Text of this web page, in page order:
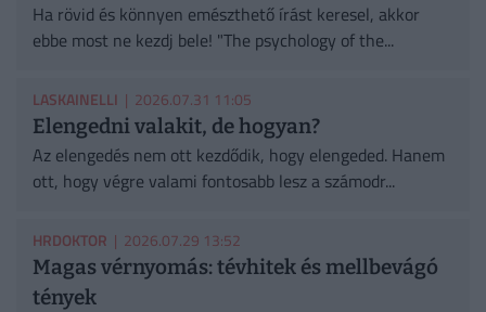
Ha rövid és könnyen emészthető írást keresel, akkor
ebbe most ne kezdj bele! "The psychology of the...
LASKAINELLI | 2026.07.31 11:05
Elengedni valakit, de hogyan?
Az elengedés nem ott kezdődik, hogy elengeded. Hanem
ott, hogy végre valami fontosabb lesz a számodr...
HRDOKTOR | 2026.07.29 13:52
Magas vérnyomás: tévhitek és mellbevágó
tények